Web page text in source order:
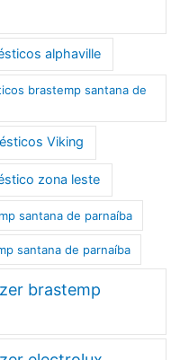
alphaville
brastemp santana de
Viking
zona leste
santana de parnaíba
santana de parnaíba
brastemp